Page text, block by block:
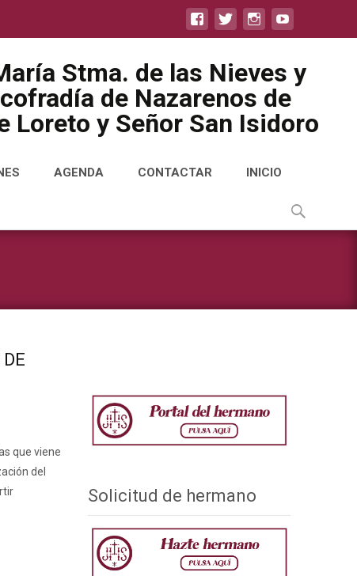
Stma. de las Nieves y
de Nazarenos de
Loreto y Señor San Isidoro
AGENDA CONTACTAR INICIO
Buscar
que viene
del
Solicitud de hermano